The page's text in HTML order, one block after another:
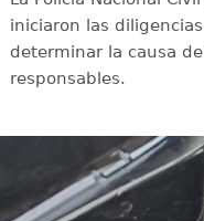
iniciaron las
determinar la causa
responsables.